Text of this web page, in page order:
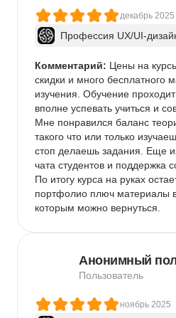
декабрь 2025
Профессия UX/UI-
Комментарий: Цены на
скидки и много бесплатного
изучения. Обучение
вполне успевать учиться и
Мне понравился баланс
такого что или только
стоп делаешь задания. Еще
чата студентов и поддержка
По итогу курса на руках
портфолио плюч материалы
которым можно вернуться.
Анонимный
Пользователь
ноябрь 2025